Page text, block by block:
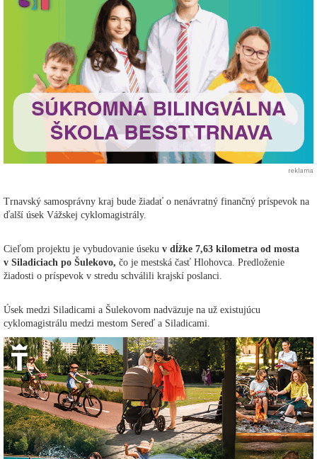
reklama
Trnavský samosprávny kraj bude žiadať o nenávratný finančný príspevok na
ďalší úsek Vážskej cyklomagistrály.
Cieľom projektu je vybudovanie úseku v dĺžke 7,63 kilometra od mosta
v Siladiciach po Šulekovo, čo je mestská časť Hlohovca. Predloženie
žiadosti o príspevok v stredu schválili krajskí poslanci.
Úsek medzi Siladicami a Šulekovom nadväzuje na už existujúcu
cyklomagistrálu medzi mestom Sereď a Siladicami.